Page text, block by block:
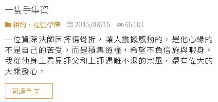
一隻手集資
相約．福智學僧 2015/08/15 65101
一位資深法師因摔傷骨折，讓人震撼感動的，是他心緣的
不是自己的苦受，而是積集道糧，希望不負信施與暇身。
我從他身上看見師父和上師遇難不退的宗風，還有偉大的
大乘發心。
閱讀全文...